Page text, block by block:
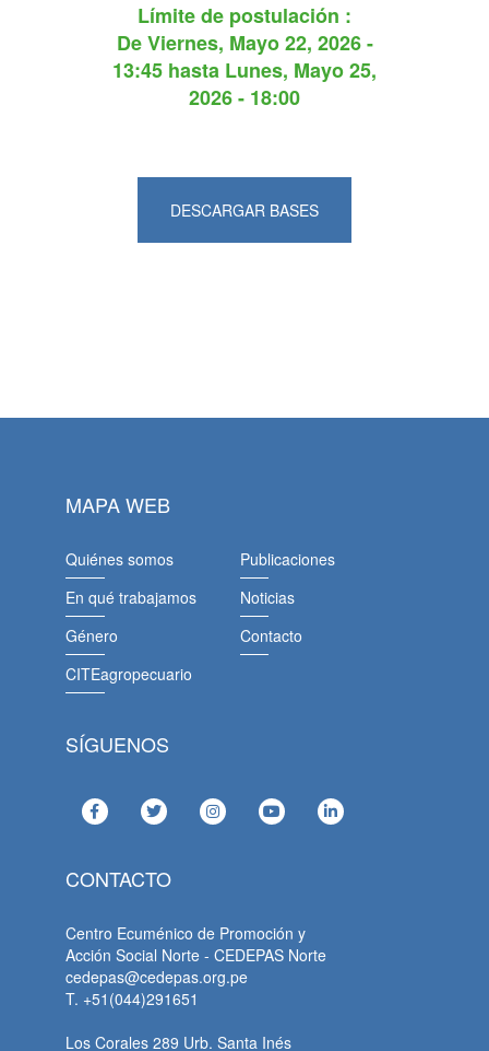
Límite de postulación :
DeViernes, Mayo 22, 2026 -
13:45 hasta Lunes, Mayo 25,
2026 - 18:00
DESCARGAR BASES
MAPA WEB
Quiénes somos
En qué trabajamos
Género
CITEagropecuario
Publicaciones
Noticias
Contacto
SÍGUENOS
CONTACTO
Centro Ecuménico de Promoción y
Acción Social Norte - CEDEPAS Norte
cedepas@cedepas.org.pe
T. +51(044)291651
Los Corales 289 Urb. Santa Inés